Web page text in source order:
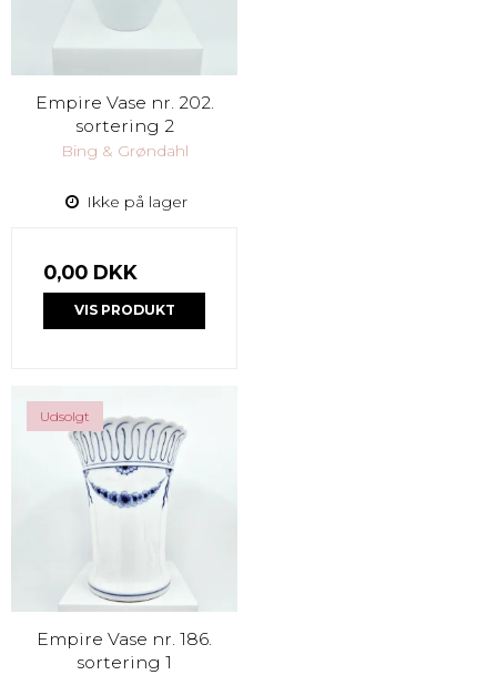
Empire Vase nr. 202.
sortering 2
Bing & Grøndahl
Ikke på lager
0,00 DKK
VIS PRODUKT
Udsolgt
Empire Vase nr. 186.
sortering 1